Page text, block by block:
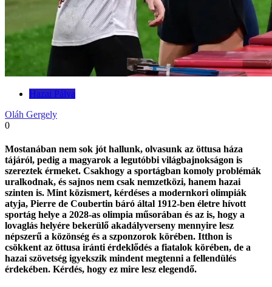
Hazai Pálya
Oláh Gergely
0
Mostanában nem sok jót hallunk, olvasunk az öttusa háza
tájáról, pedig a magyarok a legutóbbi világbajnokságon is
szereztek érmeket. Csakhogy a sportágban komoly problémák
uralkodnak, és sajnos nem csak nemzetközi, hanem hazai
szinten is. Mint közismert, kérdéses a modernkori olimpiák
atyja, Pierre de Coubertin báró által 1912-ben életre hívott
sportág helye a 2028-as olimpia műsorában és az is, hogy a
lovaglás helyére bekerülő akadályverseny mennyire lesz
népszerű a közönség és a szponzorok körében. Itthon is
csökkent az öttusa iránti érdeklődés a fiatalok körében, de a
hazai szövetség igyekszik mindent megtenni a fellendülés
érdekében. Kérdés, hogy ez mire lesz elegendő.